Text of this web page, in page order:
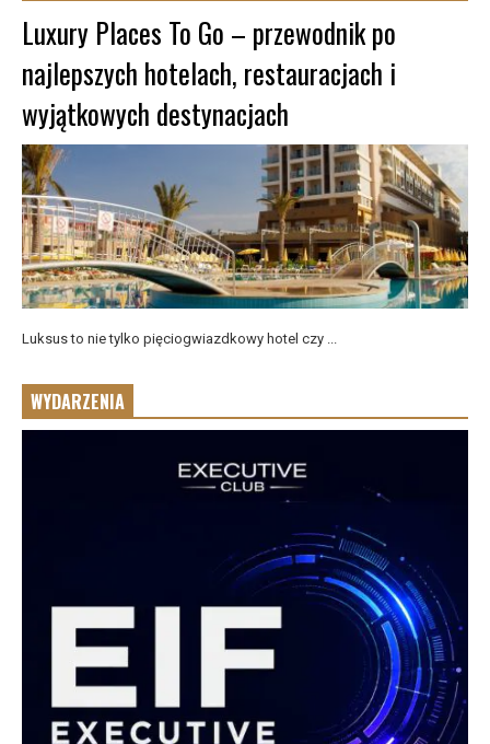
Luxury Places To Go – przewodnik po
najlepszych hotelach, restauracjach i
wyjątkowych destynacjach
Luksus to nie tylko pięciogwiazdkowy hotel czy ...
WYDARZENIA